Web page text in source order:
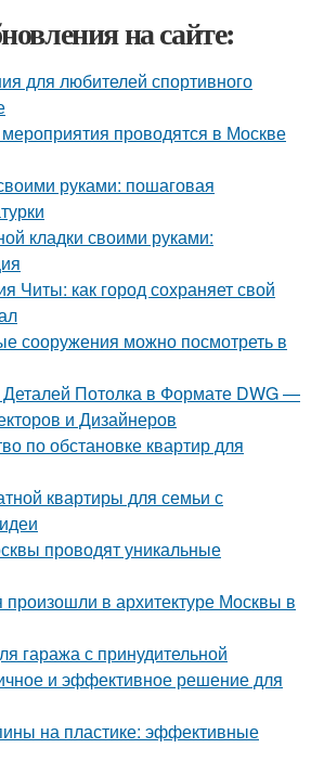
на сайте:
для любителей спортивного
проводятся в Москве
руками: пошаговая
кладки своими руками:
Читы: как город сохраняет свой
сооружения можно посмотреть в
Потолка в Формате DWG —
и Дизайнеров
по обстановке квартир для
квартиры для семьи с
проводят уникальные
произошли в архитектуре Москвы в
гаража с принудительной
и эффективное решение для
на пластике: эффективные